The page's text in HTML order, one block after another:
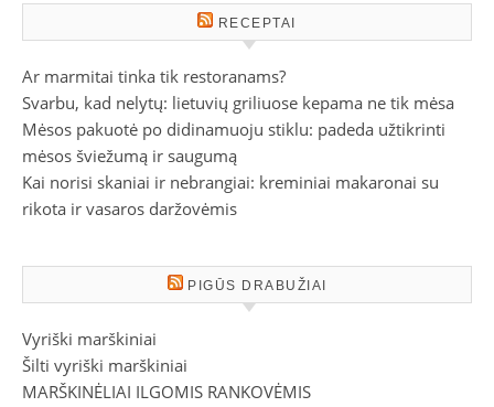
RECEPTAI
Ar marmitai tinka tik restoranams?
Svarbu, kad nelytų: lietuvių griliuose kepama ne tik mėsa
Mėsos pakuotė po didinamuoju stiklu: padeda užtikrinti
mėsos šviežumą ir saugumą
Kai norisi skaniai ir nebrangiai: kreminiai makaronai su
rikota ir vasaros daržovėmis
PIGŪS DRABUŽIAI
Vyriški marškiniai
Šilti vyriški marškiniai
MARŠKINĖLIAI ILGOMIS RANKOVĖMIS